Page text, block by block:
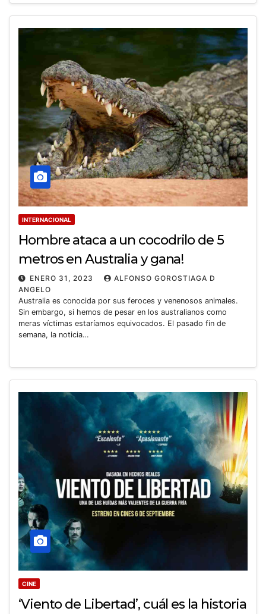
INTERNACIONAL
Hombre ataca a un cocodrilo de 5
metros en Australia y gana!
ENERO 31, 2023
ALFONSO GOROSTIAGA D
ANGELO
Australia es conocida por sus feroces y venenosos animales.
Sin embargo, si hemos de pesar en los australianos como
meras víctimas estaríamos equivocados. El pasado fin de
semana, la noticia…
CINE
‘Viento de Libertad’, cuál es la historia